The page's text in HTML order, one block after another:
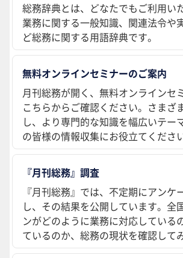
総務辞典とは、どなたでもご利用い
業務に関する一般知識、関連法令や
ど総務に関する用語辞典です。
無料オンラインセミナーのご案内
月刊総務が開く、無料オンラインセ
こちらからご確認ください。さまざ
し、より専門的な知識を幅広いテー
の皆様の情報収集にお役立てください
『月刊総務』調査
『月刊総務』では、不定期にアンケ
し、その結果を公開しています。全
ンがどのように業務に対応している
ているのか、総務の現状を確認して